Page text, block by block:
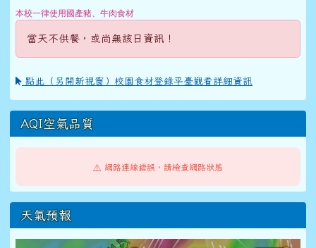
本校一律使用國產豬、牛肉食材
當天不供餐，或尚無該日資訊！
點此（另開新視窗）校園食材登錄平臺觀看詳細資訊
AQI空氣品質
⚠️ 網路連線錯誤，請檢查網路狀態
天氣預報